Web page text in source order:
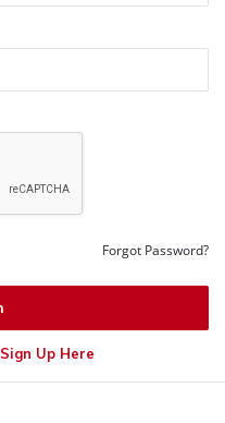
Forgot Password?
Sign Up Here